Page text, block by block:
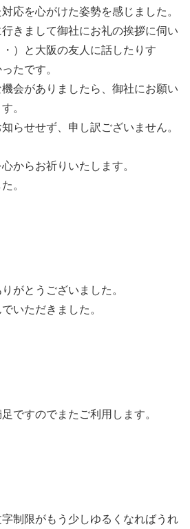
応を心がけた姿勢を感じました。
きまして御社にお礼の挨拶に伺い
）と大阪の友人に話したりす
たです。
会がありましたら、御社にお願い
。
らせせず、申し訳ございません。
からお祈りいたします。
。
がとうございました。
いただきました。
ですのでまたご利用します。
制限がもう少しゆるくなればうれ